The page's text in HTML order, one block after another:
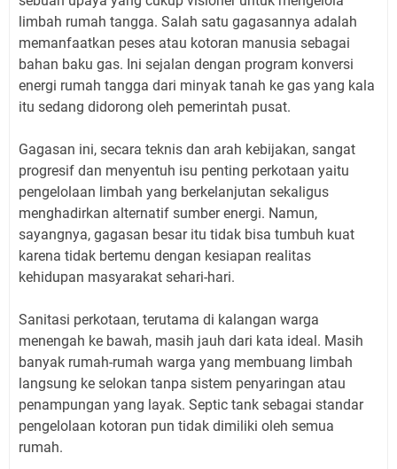
limbah rumah tangga. Salah satu gagasannya adalah
memanfaatkan peses atau kotoran manusia sebagai
bahan baku gas. Ini sejalan dengan program konversi
energi rumah tangga dari minyak tanah ke gas yang kala
itu sedang didorong oleh pemerintah pusat.
Gagasan ini, secara teknis dan arah kebijakan, sangat
progresif dan menyentuh isu penting perkotaan yaitu
pengelolaan limbah yang berkelanjutan sekaligus
menghadirkan alternatif sumber energi. Namun,
sayangnya, gagasan besar itu tidak bisa tumbuh kuat
karena tidak bertemu dengan kesiapan realitas
kehidupan masyarakat sehari-hari.
Sanitasi perkotaan, terutama di kalangan warga
menengah ke bawah, masih jauh dari kata ideal. Masih
banyak rumah-rumah warga yang membuang limbah
langsung ke selokan tanpa sistem penyaringan atau
penampungan yang layak. Septic tank sebagai standar
pengelolaan kotoran pun tidak dimiliki oleh semua
rumah.